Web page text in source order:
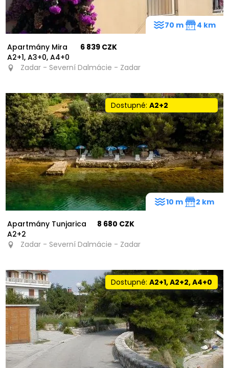
Apartmány Mira
A2+1, A3+0, A4+0
6 839 CZK
Zadar - Severní Dalmácie - Zadar
70 m 4 km
Dostupné:A2+2
Apartmány Tunjarica
A2+2
8 680 CZK
Zadar - Severní Dalmácie - Zadar
10 m 2 km
Dostupné:A2+1, A2+2, A4+0